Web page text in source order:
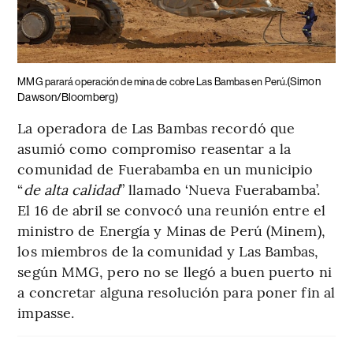
MMG parará operación de mina de cobre Las Bambas en Perú.(Simon
Dawson/Bloomberg)
La operadora de Las Bambas recordó que
asumió como compromiso reasentar a la
comunidad de Fuerabamba en un municipio
“de alta calidad” llamado ‘Nueva Fuerabamba’.
El 16 de abril se convocó una reunión entre el
ministro de Energía y Minas de Perú (Minem),
los miembros de la comunidad y Las Bambas,
según MMG, pero no se llegó a buen puerto ni
a concretar alguna resolución para poner fin al
impasse.